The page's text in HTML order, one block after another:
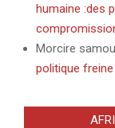
humaine :des
Morcire
politique